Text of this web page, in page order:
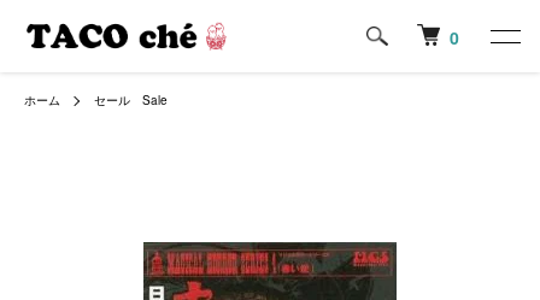
0
ホーム セール Sale